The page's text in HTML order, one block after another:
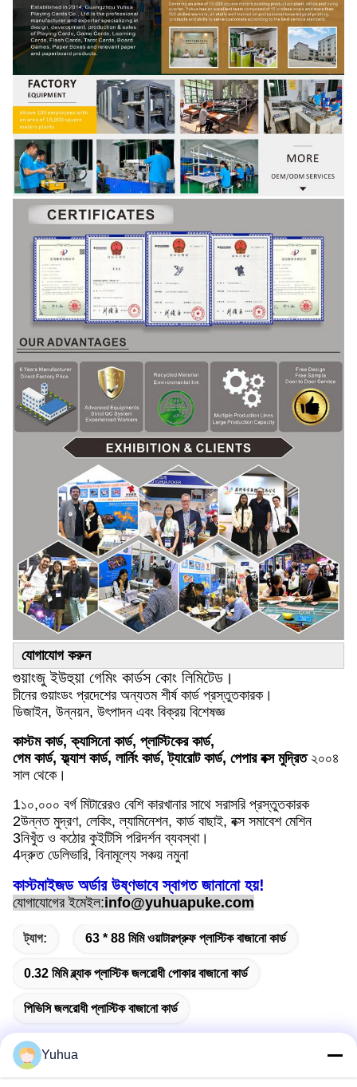
যোগাযোগ করুন
গুয়াংজু ইউহুয়া গেমিং কার্ডস কোং লিমিটেড।
চীনের গুয়াংডং প্রদেশের অন্যতম শীর্ষ কার্ড প্রস্তুতকারক।
ডিজাইন, উন্নয়ন, উৎপাদন এবং বিক্রয় বিশেষজ্ঞ
কাস্টম কার্ড, ক্যাসিনো কার্ড, প্লাস্টিকের কার্ড,
গেম কার্ড, ফ্ল্যাশ কার্ড, লার্নিং কার্ড, ট্যারোট কার্ড, পেপার বক্স মুদ্রিত ২০০৪
সাল থেকে।
1১০,০০০ বর্গ মিটারেরও বেশি কারখানার সাথে সরাসরি প্রস্তুতকারক
2উন্নত মুদ্রণ, লেকিং, ল্যামিনেশন, কার্ড বাছাই, বক্স সমাবেশ মেশিন
3নিখুঁত ও কঠোর কুইটিসি পরিদর্শন ব্যবস্থা।
4দ্রুত ডেলিভারি, বিনামূল্যে সঞ্চয় নমুনা
কাস্টমাইজড অর্ডার উষ্ণভাবে স্বাগত জানানো হয়!
যোগাযোগের ইমেইল:info@yuhuapuke.com
ট্যাগ: 63 * 88 মিমি ওয়াটারপ্রুফ প্লাস্টিক বাজানো কার্ড
0.32 মিমি ব্ল্যাক প্লাস্টিক জলরোধী পোকার বাজানো কার্ড
পিভিসি জলরোধী প্লাস্টিক বাজানো কার্ড
Yuhua